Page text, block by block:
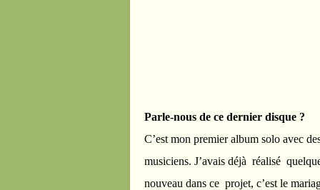
Parle-nous de ce dernier disque ?
C’est mon premier album solo avec
musiciens. J’avais déjà réalisé
nouveau dans ce projet, c’est le